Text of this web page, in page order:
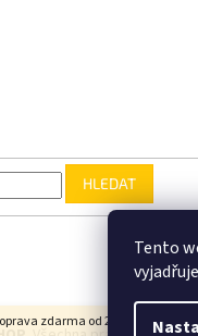
Tento
zdarma od 2000Kč u
HLEDAT